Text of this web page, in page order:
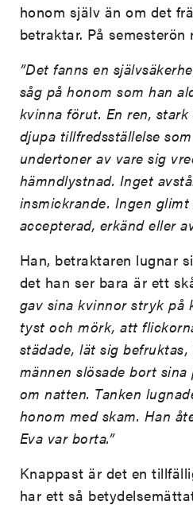
honom själv än om det
betraktar. På
”Det fanns en
såg på honom som han
kvinna förut. En ren,
djupa tillfredsställelse
undertoner av vare sig
hämndlystnad. Inget
insmickrande. Ingen
accepterad, erkänd eller
Han, betraktaren lugnar
det han ser bara är ett
gav sina kvinnor stryk på
tyst och mörk, att
städade, lät sig
männen slösade bort
om natten. Tanken
honom med skam. Han
Eva var borta.”
Knappast är det en
har ett så